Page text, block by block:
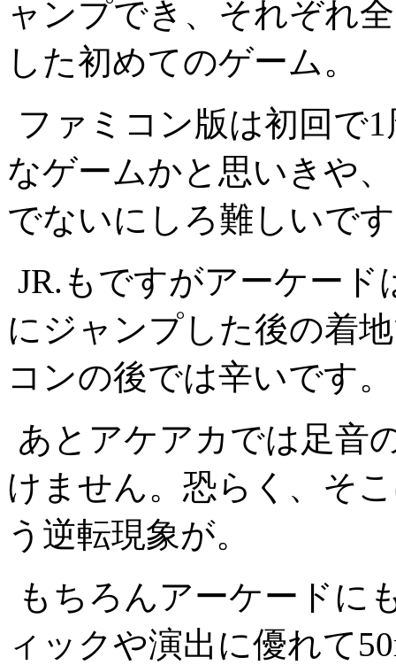
ャンプでき、それぞれ
した初めてのゲーム。
ファミコン版は初回で
なゲームかと思いきや
でないにしろ難しいで
JR.もですがアーケー
にジャンプした後の着
コンの後では辛いです。
あとアケアカでは足音
けません。恐らく、そ
う逆転現象が。
もちろんアーケードに
ィックや演出に優れて